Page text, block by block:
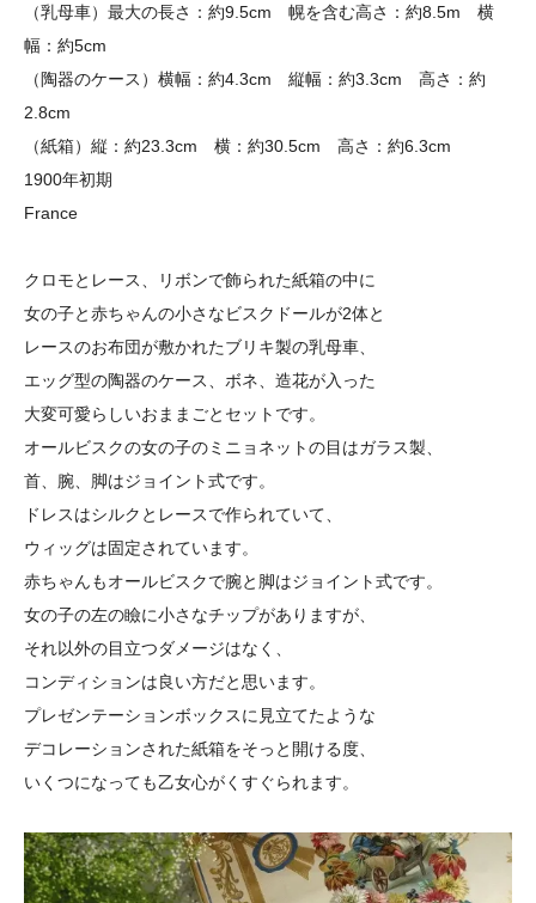
（乳母車）最大の長さ：約9.5cm 幌を含む高さ：約8.5m 横
幅：約5cm
（陶器のケース）横幅：約4.3cm 縦幅：約3.3cm 高さ：約
2.8cm
（紙箱）縦：約23.3cm 横：約30.5cm 高さ：約6.3cm
1900年初期
France
クロモとレース、リボンで飾られた紙箱の中に
女の子と赤ちゃんの小さなビスクドールが2体と
レースのお布団が敷かれたブリキ製の乳母車、
エッグ型の陶器のケース、ボネ、造花が入った
大変可愛らしいおままごとセットです。
オールビスクの女の子のミニョネットの目はガラス製、
首、腕、脚はジョイント式です。
ドレスはシルクとレースで作られていて、
ウィッグは固定されています。
赤ちゃんもオールビスクで腕と脚はジョイント式です。
女の子の左の瞼に小さなチップがありますが、
それ以外の目立つダメージはなく、
コンディションは良い方だと思います。
プレゼンテーションボックスに見立てたような
デコレーションされた紙箱をそっと開ける度、
いくつになっても乙女心がくすぐられます。